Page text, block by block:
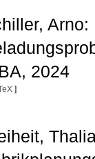
2024
]